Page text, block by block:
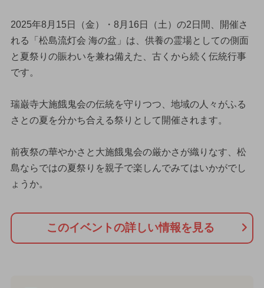
2025年8月15日（金）・8月16日（土）の2日間、開催さ
れる「松島流灯会 海の盆」は、供養の霊場としての側面
と夏祭りの賑わいを兼ね備えた、古くから続く伝統行事
です。
瑞巌寺大施餓鬼会の伝統を守りつつ、地域の人々がふる
さとの夏を分かち合える祭りとして開催されます。
前夜祭の華やかさと大施餓鬼会の厳かさが織りなす、松
島ならではの夏祭りを親子で楽しんでみてはいかがでし
ょうか。
このイベントの詳しい情報を見る